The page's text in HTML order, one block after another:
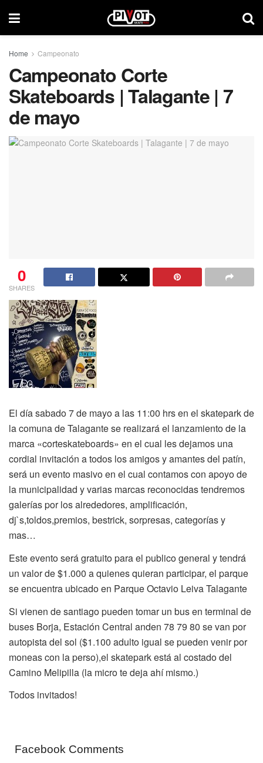
Home Campeonato
Campeonato Corte
Skateboards | Talagante | 7
de mayo
0
SHARES
El día sabado 7 de mayo a las 11:00 hrs en el skatepark de
la comuna de Talagante se realizará el lanzamiento de la
marca «corteskateboards» en el cual les dejamos una
cordial invitación a todos los amigos y amantes del patín,
será un evento masivo en el cual contamos con apoyo de
la municipalidad y varias marcas reconocidas tendremos
galerías por los alrededores, amplificación,
dj`s,toldos,premios, bestrick, sorpresas, categorías y
mas…
Este evento será gratuito para el publico general y tendrá
un valor de $1.000 a quienes quieran participar, el parque
se encuentra ubicado en Parque Octavio Leiva Talagante
Si vienen de santiago pueden tomar un bus en terminal de
buses Borja, Estación Central anden 78 79 80 se van por
autopista del sol ($1.100 adulto igual se pueden venir por
moneas con la perso),el skatepark está al costado del
Camino Melipilla (la micro te deja ahí mismo.)
Todos invitados!
Facebook Comments